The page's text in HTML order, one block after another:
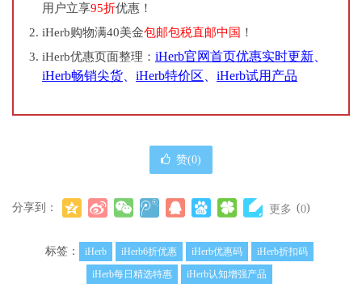
用户立享95折优惠！
iHerb购物满40美金包邮包税直邮中国 ！
iHerb优惠页面整理： iHerb官网首页优惠实时更新
iHerb畅销尖货
iHerb特价区 iHerb试用产品
赞(0)
分享到： 更多 (0)
标签： iHerb iHerb6折优惠 iHerb优惠码
iHerb折扣码
iHerb每日精选特惠
iHerb认知增强产品